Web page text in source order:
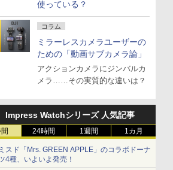
使っている？
コラム
ミラーレスカメラユーザーの
ための「動画サブカメラ論」
アクションカメラにジンバルカ
メラ……その実質的な違いは？
Impress Watchシリーズ 人気記事
24時間 1週間 1カ月
スド「Mrs. GREEN APPLE」のコラボドーナ
4種、いよいよ発売！